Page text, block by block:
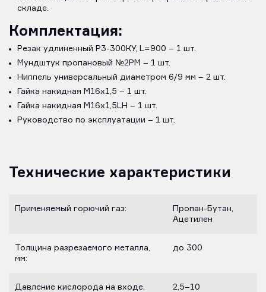
складе.
Комплектация:
Резак удлиненный Р3-300КУ, L=900 – 1 шт.
Мундштук пропановый №2PM – 1 шт.
Ниппель универсальный диаметром 6/9 мм – 2 шт.
Гайка накидная M16х1,5 – 1 шт.
Гайка накидная M16х1,5LH – 1 шт.
Руководство по эксплуатации – 1 шт.
Технические характеристики
Применяемый горючий газ:
Пропан-Бутан,
Ацетилен
Толщина разрезаемого металла,
мм:
до 300
Давление кислорода на входе,
2,5–10